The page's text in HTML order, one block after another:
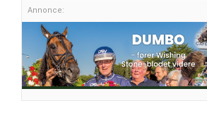
Annonce: